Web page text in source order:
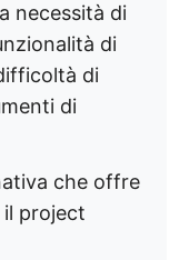
necessità di
di
di
di
che offre
project